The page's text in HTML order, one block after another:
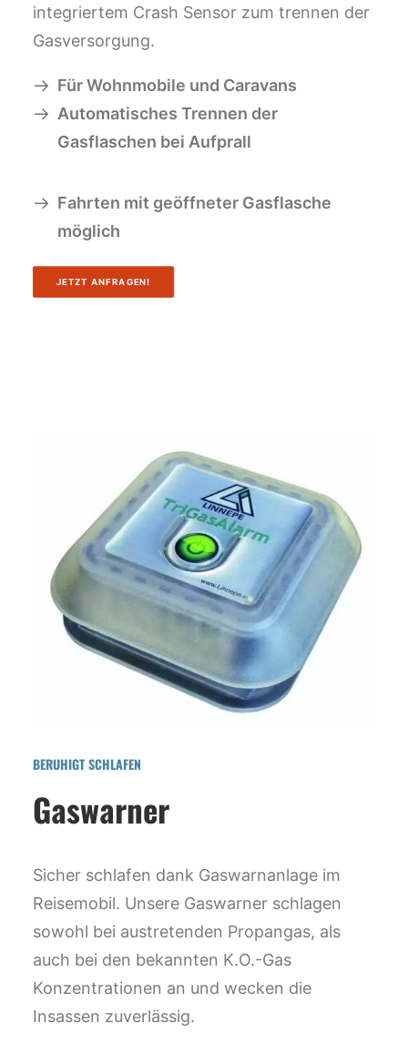
integriertem Crash Sensor zum trennen der
Gasversorgung.
Für Wohnmobile und Caravans
Automatisches Trennen der
Gasflaschen bei Aufprall
Fahrten mit geöffneter Gasflasche
möglich
JETZT ANFRAGEN!
BERUHIGT SCHLAFEN
Gaswarner
Sicher schlafen dank Gaswarnanlage im
Reisemobil. Unsere Gaswarner schlagen
sowohl bei austretenden Propangas, als
auch bei den bekannten K.O.-Gas
Konzentrationen an und wecken die
Insassen zuverlässig.